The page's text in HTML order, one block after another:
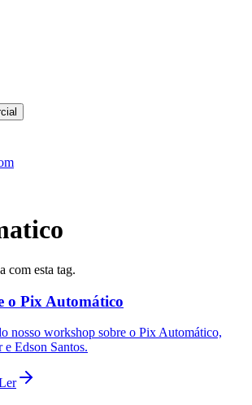
com esta tag.
o Pix Automático
nosso workshop sobre o Pix Automático,
Edson Santos.